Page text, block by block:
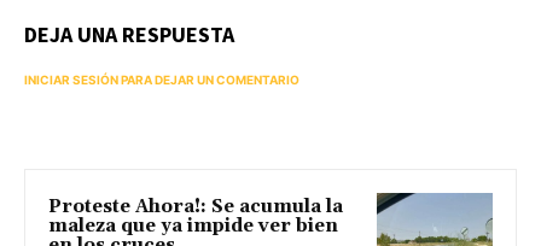
DEJA UNA RESPUESTA
INICIAR SESIÓN PARA DEJAR UN COMENTARIO
Proteste Ahora!: Se acumula la
maleza que ya impide ver bien